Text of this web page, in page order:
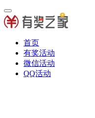
首页
有奖活动
微信活动
QQ活动